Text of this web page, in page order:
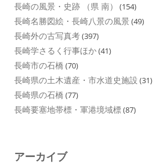
長崎の風景・史跡 （県 南） (154)
長崎名勝図絵・長崎八景の風景 (49)
長崎外の古写真考(397)
長崎学さるく行事ほか(41)
長崎市の石橋 (70)
長崎県の土木遺産・市水道史施設 (31)
長崎県の石橋 (77)
長崎要塞地帯標・軍港境域標(87)
アーカイブ